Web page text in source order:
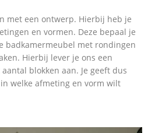
met een ontwerp. Hierbij heb je
en vormen. Deze bepaal je
badkamermeubel met rondingen
Hierbij lever je ons een
blokken aan. Je geeft dus
welke afmeting en vorm wilt